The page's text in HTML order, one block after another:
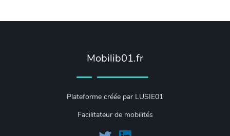
Mobilib01.fr
Plateforme créée par LUSIE01
Facilitateur de mobilités